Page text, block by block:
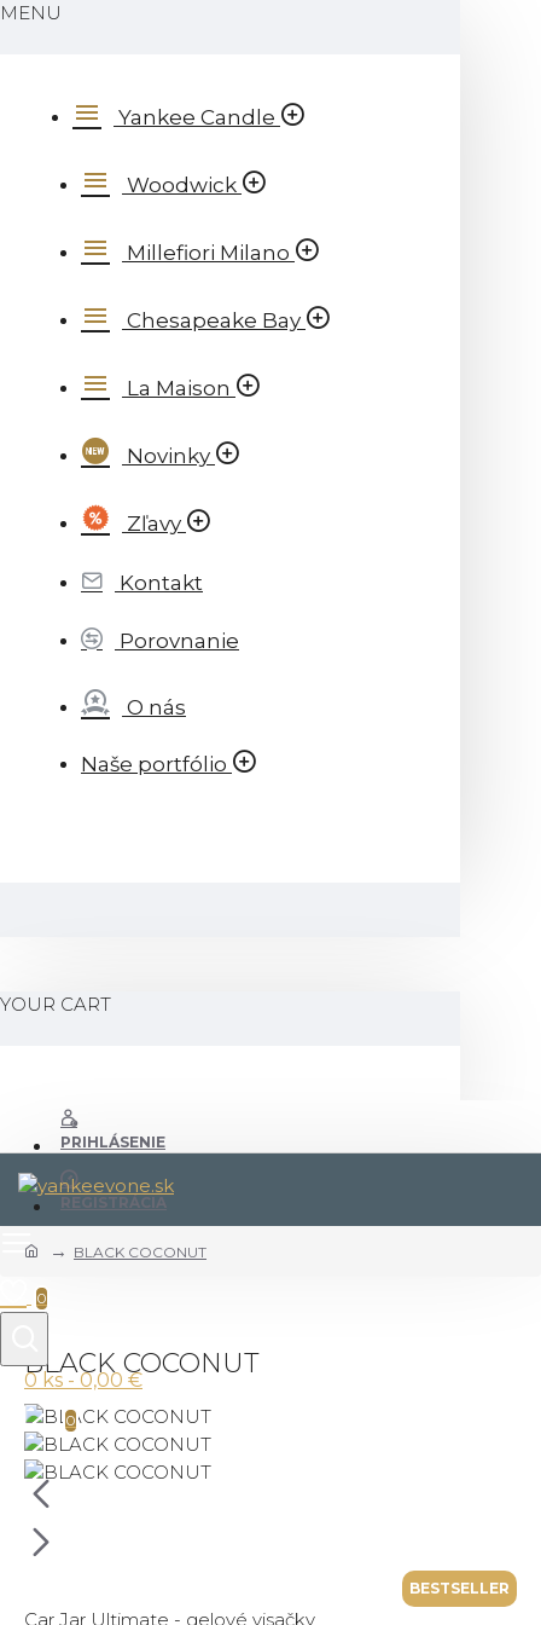
MENU
Yankee Candle
Woodwick
Millefiori Milano
Chesapeake Bay
La Maison
Novinky
Zľavy
Kontakt
Porovnanie
O nás
Naše portfólio
YOUR CART
PRIHLÁSENIE
REGISTRÁCIA
0
0 ks - 0,00 €
0
BLACK COCONUT
BLACK COCONUT
BESTSELLER
Car Jar Ultimate - gelové visačky